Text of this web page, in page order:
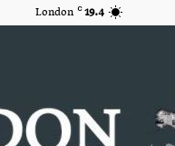
19.4
C
London